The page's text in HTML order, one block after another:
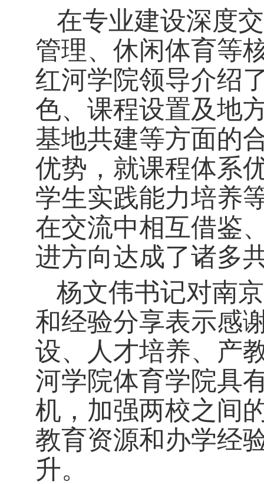
在专业建设深度
管理、休闲体育等
红河学院领导介绍
色、课程设置及地
基地共建等方面的
优势，就课程体系
学生实践能力培养
在交流中相互借鉴
进方向达成了诸多
杨文伟书记对南
和经验分享表示感
设、人才培养、产
河学院体育学院具
机，加强两校之间
教育资源和办学经
升。